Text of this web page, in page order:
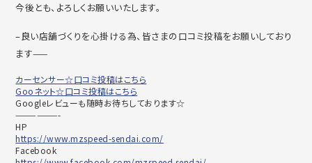
今後とも、よろしくお願いいたします。
–良い店舗づくりを心掛ける為、皆さまの口コミ投稿をお願いしており
ます——
カーセンサー☆口コミ投稿はこちら
Gooネット☆口コミ投稿はこちら
Googleレビューも随時お待ちしております☆
——————-
HP
https://www.mzspeed-sendai.com/
Facebook